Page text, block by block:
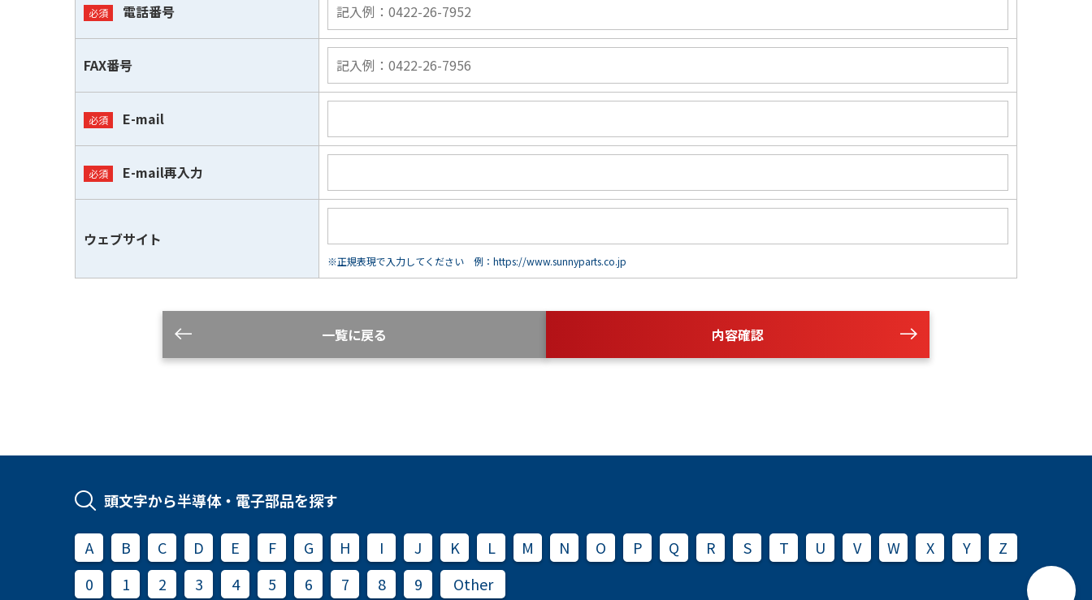
電話番号
FAX番号
E-mail
E-mail再入力
ウェブサイト
※正規表現で入力してください 例：https://www.sunnyparts.co.jp
一覧に戻る 内容確認
頭文字から半導体・電子部品を探す
A B C D E F G H I J K L M N O P Q R S T U V W X Y
Z
0
1 2 3 4 5 6 7 8 9 Other